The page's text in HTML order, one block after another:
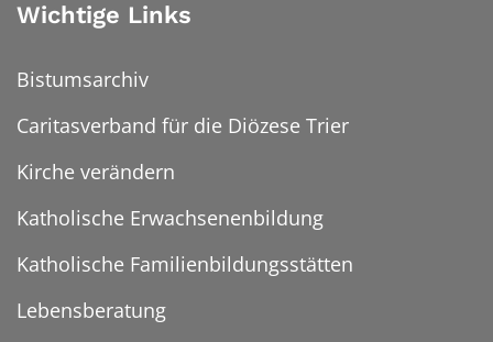
Wichtige Links
Bistumsarchiv
Caritasverband für die Diözese Trier
Kirche verändern
Katholische Erwachsenenbildung
Katholische Familienbildungsstätten
Lebensberatung